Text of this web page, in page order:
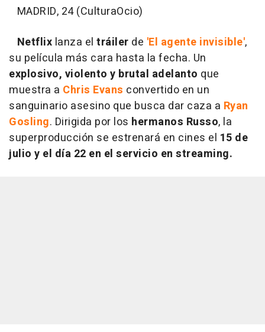
MADRID, 24 (CulturaOcio)
Netflix lanza el tráiler de 'El agente invisible',
su película más cara hasta la fecha. Un
explosivo, violento y brutal adelanto que
muestra a Chris Evans convertido en un
sanguinario asesino que busca dar caza a Ryan
Gosling. Dirigida por los hermanos Russo, la
superproducción se estrenará en cines el 15 de
julio y el día 22 en el servicio en streaming.